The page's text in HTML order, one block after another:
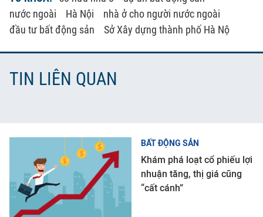
nước ngoài
Hà Nội
nhà ở cho người nước ngoài
đầu tư bất động sản
Sở Xây dựng thành phố Hà Nộ
TIN LIÊN QUAN
BẤT ĐỘNG SẢN
Khám phá loạt cổ phiếu lợi
nhuận tăng, thị giá cũng
“cất cánh”